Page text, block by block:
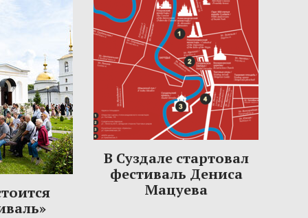
В Суздале стартовал
фестиваль Дениса
Мацуева